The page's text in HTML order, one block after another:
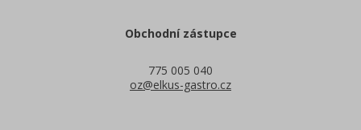
Obchodní zástupce
775 005 040
oz@elkus-gastro.cz